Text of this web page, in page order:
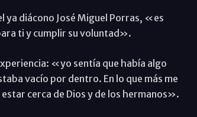
ya diácono José Miguel Porras, «es
ti y cumplir su voluntad».
«yo sentía que había algo
vacío por dentro. En lo que más me
cerca de Dios y de los hermanos».